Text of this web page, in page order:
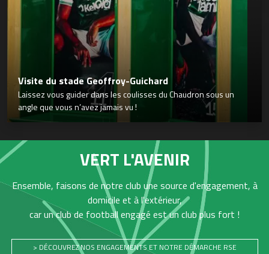
Visite du stade Geoffroy-Guichard
Laissez vous guider dans les coulisses du Chaudron sous un
angle que vous n’avez jamais vu !
VERT L'AVENIR
Ensemble, faisons de notre club une source d'engagement, à
domicile et à l'extérieur,
car un club de football engagé est un club plus fort !
> DÉCOUVREZ NOS ENGAGEMENTS ET NOTRE DÉMARCHE RSE